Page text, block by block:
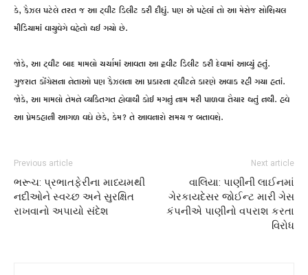
કે, ફૈઝલ પટેલે તરત જ આ ટ્વીટ ડિલીટ કરી દીધું. પણ એ પહેલાં તો આ મેસેજ સોશિયલ
મીડિયામાં વાયુવેગે વહેતો થઈ ગયો છે.
જોકે, આ ટ્વીટ બાદ મામલો ચર્ચામાં આવતા આ ટ્ટવીટ ડિલીટ કરી દેવામાં આવ્યું હતું.
ગુજરાત કોંગ્રેસના નેતાઓ પણ ફૈઝલના આ પ્રકારના ટ્વીટને કારણે અવાક રહી ગયા હતાં.
જોકે, આ મામલો તેમને વ્યકિતગત હોવાથી કોઈ મગનું નામ મરી પાળવા તૈયાર થતું નથી. હવે
આ પ્રેમકહાની આગળ વધે છેકે, કેમ? તે આવનારો સમય જ બતાવશે.
Previous article
ભરૂચ: પ્રભાતફેરીના માધ્યમથી
નદીઓને સ્વચ્છ અને સુરક્ષિત
રાખવાનો અપાયો સંદેશ
Next article
વાલિયા: પાણીની લાઈનમાં
ગેરકાયદેસર જોઈન્ટ મારી ગેસ
કંપનીએ પાણીનો વપરાશ કરતા
વિરોધ